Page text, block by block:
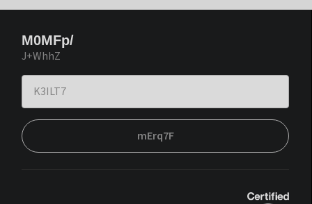
M0MFp/
J+WhhZ
mErq7F